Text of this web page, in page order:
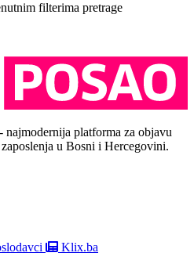
filterima pretrage
platforma za objavu
u Bosni i Hercegovini.
Klix.ba